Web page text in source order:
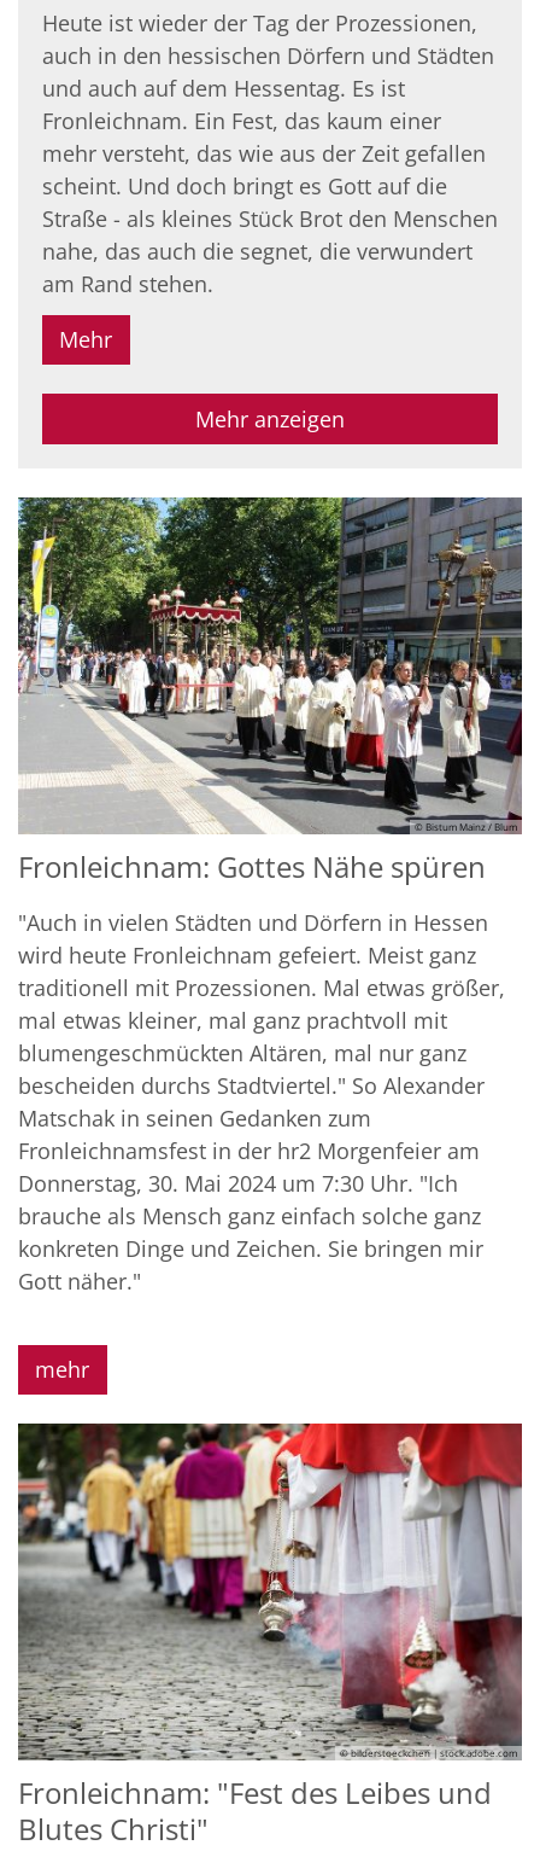
Heute ist wieder der Tag der Prozessionen,
auch in den hessischen Dörfern und Städten
und auch auf dem Hessentag. Es ist
Fronleichnam. Ein Fest, das kaum einer
mehr versteht, das wie aus der Zeit gefallen
scheint. Und doch bringt es Gott auf die
Straße - als kleines Stück Brot den Menschen
nahe, das auch die segnet, die verwundert
am Rand stehen.
Mehr
Mehr anzeigen
© Bistum Mainz / Blum
Fronleichnam: Gottes Nähe spüren
"Auch in vielen Städten und Dörfern in Hessen
wird heute Fronleichnam gefeiert. Meist ganz
traditionell mit Prozessionen. Mal etwas größer,
mal etwas kleiner, mal ganz prachtvoll mit
blumengeschmückten Altären, mal nur ganz
bescheiden durchs Stadtviertel." So Alexander
Matschak in seinen Gedanken zum
Fronleichnamsfest in der hr2 Morgenfeier am
Donnerstag, 30. Mai 2024 um 7:30 Uhr. "Ich
brauche als Mensch ganz einfach solche ganz
konkreten Dinge und Zeichen. Sie bringen mir
Gott näher."
mehr
© bilderstoeckchen | stock.adobe.com
Fronleichnam: "Fest des Leibes und
Blutes Christi"